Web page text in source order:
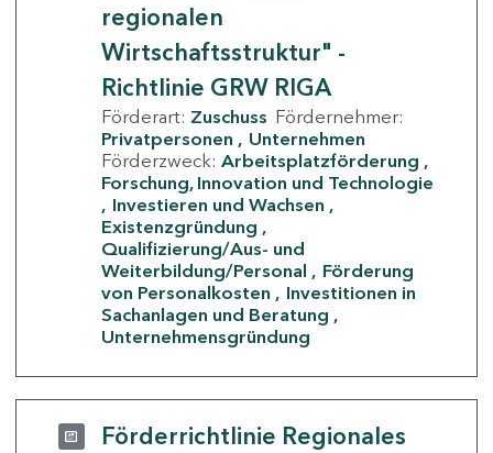
regionalen
Wirtschaftsstruktur" -
Richtlinie GRW RIGA
Förderart: Zuschuss Fördernehmer:
Privatpersonen
Unternehmen
Förderzweck: Arbeitsplatzförderung
Forschung, Innovation und Technologie
Investieren und Wachsen
Existenzgründung
Qualifizierung/Aus- und
Weiterbildung/Personal
Förderung
von Personalkosten
Investitionen in
Sachanlagen und Beratung
Unternehmensgründung
Förderrichtlinie Regionales